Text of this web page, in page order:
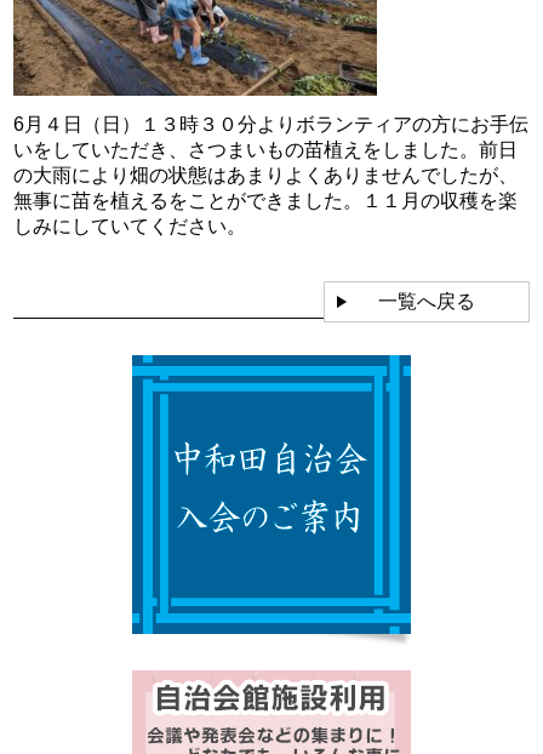
6月４日（日）１３時３０分よりボランティアの方にお手伝
いをしていただき、さつまいもの苗植えをしました。前日
の大雨により畑の状態はあまりよくありませんでしたが、
無事に苗を植えるをことができました。１１月の収穫を楽
しみにしていてください。
一覧へ戻る